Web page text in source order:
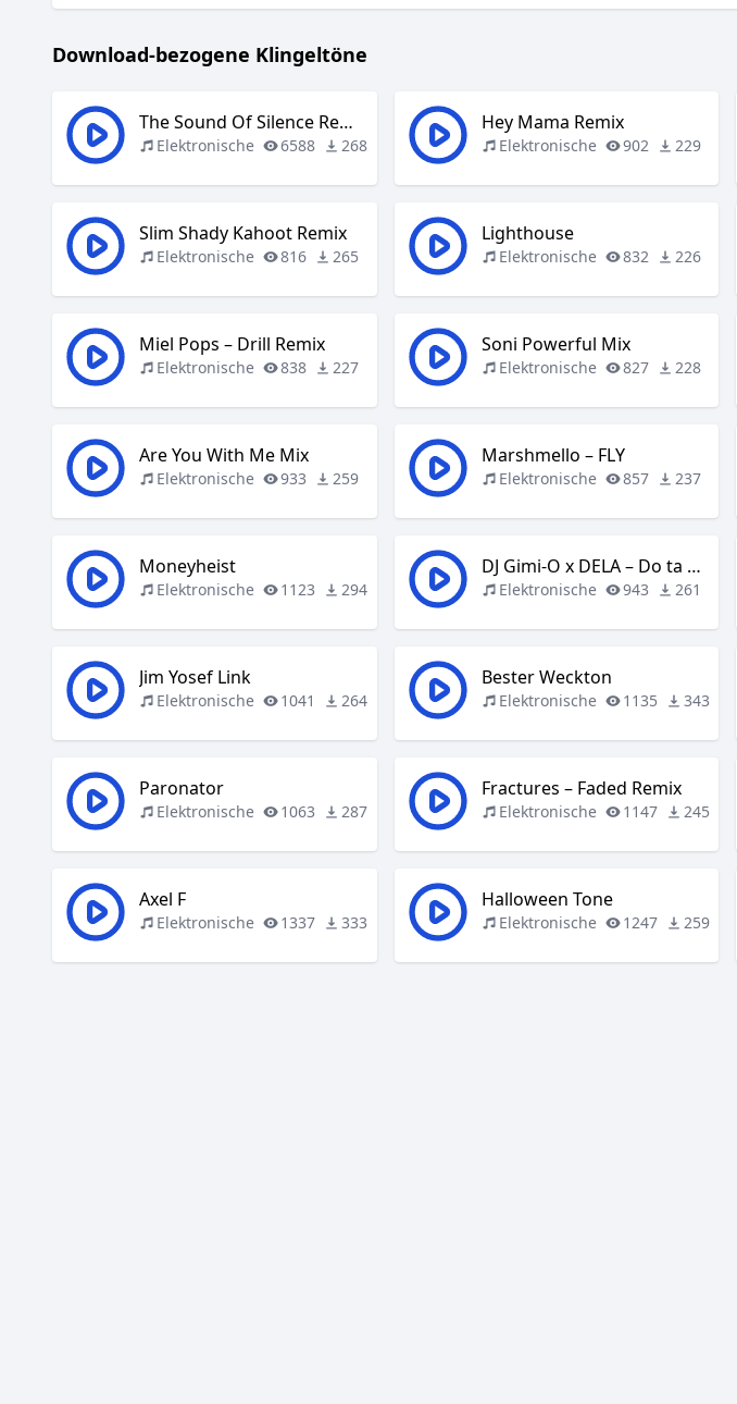
Download-bezogene Klingeltöne
The Sound Of Silence Remix
Elektronische 6588 2685
Hey Mama Remix
Elektronische 902 229
Slim Shady Kahoot Remix
Elektronische 816 265
Lighthouse
Elektronische 832 226
Miel Pops – Drill Remix
Elektronische 838 227
Soni Powerful Mix
Elektronische 827 228
Are You With Me Mix
Elektronische 933 259
Marshmello – FLY
Elektronische 857 237
Moneyheist
Elektronische 1123 294
DJ Gimi-O x DELA – Do ta Kallim
Elektronische 943 261
Jim Yosef Link
Elektronische 1041 264
Bester Weckton
Elektronische 1135 343
Paronator
Elektronische 1063 287
Fractures – Faded Remix
Elektronische 1147 245
Axel F
Elektronische 1337 333
Halloween Tone
Elektronische 1247 259